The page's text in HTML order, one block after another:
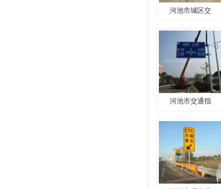
河池市城区交
河池市交通指